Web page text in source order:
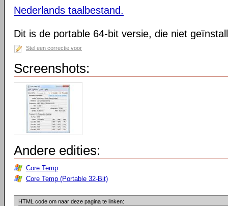
Nederlands taalbestand.
Dit is de portable 64-bit versie, die niet
Stel een correctie voor
Screenshots:
Andere edities:
Core Temp
Core Temp (Portable 32-Bit)
HTML code om naar deze pagina te linken: